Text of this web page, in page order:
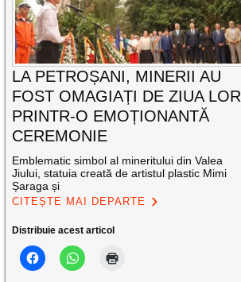
LA PETROȘANI, MINERII AU
FOST OMAGIAȚI DE ZIUA LOR
PRINTR-O EMOȚIONANTĂ
CEREMONIE
Emblematic simbol al mineritului din Valea
Jiului, statuia creată de artistul plastic Mimi
Șaraga și
CITEȘTE MAI DEPARTE
Distribuie acest articol